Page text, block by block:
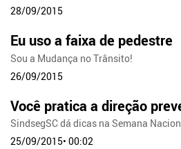
28/09/2015
Eu uso a faixa de pedestre
Sou a Mudança no Trânsito!
26/09/2015
Você pratica a direção
SindsegSC dá dicas na Semana
25/09/2015• 00:02